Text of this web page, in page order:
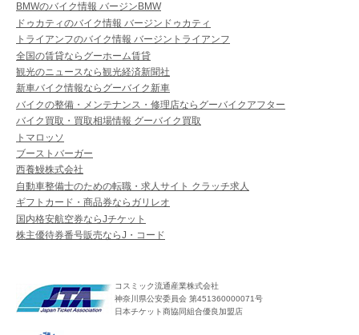
BMWのバイク情報 バージンBMW
ドゥカティのバイク情報 バージンドゥカティ
トライアンフのバイク情報 バージントライアンフ
全国の賃貸ならグーホーム賃貸
観光のニュースなら観光経済新聞社
新車バイク情報ならグーバイク新車
バイクの整備・メンテナンス・修理店ならグーバイクアフター
バイク買取・買取相場情報 グーバイク買取
トマロッソ
ブーストバーガー
西養鰻株式会社
自動車整備士のための転職・求人サイト クラッチ求人
ギフトカード・商品券ならガリレオ
国内格安航空券ならJチケット
株主優待券番号販売ならJ・コード
コスミック流通産業株式会社
神奈川県公安委員会 第451360000071号
日本チケット商協同組合優良加盟店